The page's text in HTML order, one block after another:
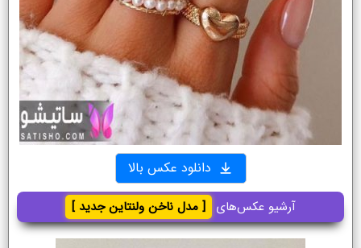
دانلود عکس بالا
آرشیو عکس‌های [ مدل ناخن ولنتاین جدید ]